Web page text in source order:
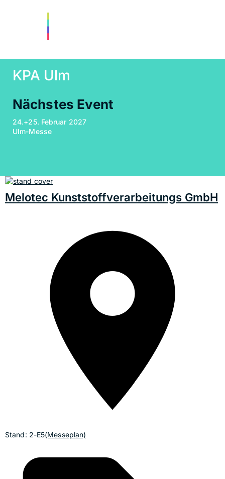
KPA Ulm
Nächstes Event
24.+25. Februar 2027
Ulm-Messe
Melotec Kunststoffverarbeitungs GmbH
Stand: 2-E5(Messeplan)